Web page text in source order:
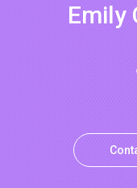
Emily